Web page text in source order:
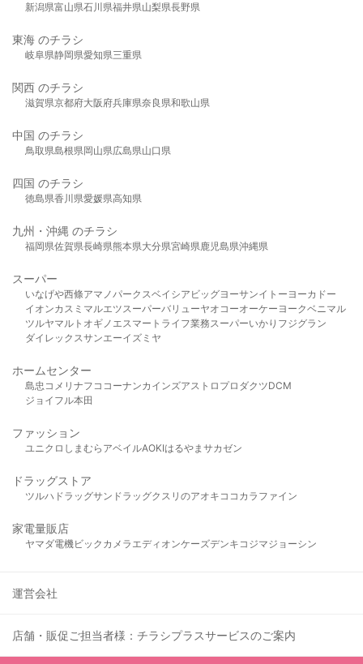
新潟県富山県石川県福井県山梨県長野県
東海 のチラシ
岐阜県静岡県愛知県三重県
関西 のチラシ
滋賀県京都府大阪府兵庫県奈良県和歌山県
中国 のチラシ
鳥取県島根県岡山県広島県山口県
四国 のチラシ
徳島県香川県愛媛県高知県
九州・沖縄 のチラシ
福岡県佐賀県長崎県熊本県大分県宮崎県鹿児島県沖縄県
スーパー
いなげや西條アマノパークスベイシア ビッグヨーサンイトーヨーカドー
イオンカスミ マルエツスーパーバリューヤオコーオーケー ヨークベニマル
ツルヤマルト オギノ エスマート ライフ業務スーパーいかり フジグラン
ダイレックスサンエーイズミヤ
ホームセンター
島忠 コメリ ナフコ コーナンカインズアストロプロダクツDCM
ジョイフル本田
ファッション
ユニクロ しまむら アベイルAOKIはるやま サカゼン
ドラッグストア
ツルハドラッグサンドラッグクスリのアオキ ココカラファイン
家電量販店
ヤマダ電機ビックカメラ エディオンケーズデンキ コジマジョーシン
運営会社
店舗・販促ご担当者様：チラシプラスサービスのご案内